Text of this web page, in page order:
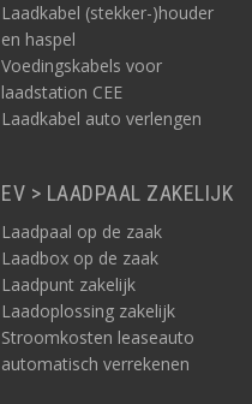
Laadkabel (stekker-)houder
en haspel
Voedingskabels voor
laadstation CEE
Laadkabel auto verlengen
EV > LAADPAAL ZAKELIJK
Laadpaal op de zaak
Laadbox op de zaak
Laadpunt zakelijk
Laadoplossing zakelijk
Stroomkosten leaseauto
automatisch verrekenen